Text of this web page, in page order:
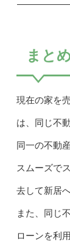
まと
現在の家を
は、同じ不
同一の不動
スムーズで
去して新居
また、同じ
ローンを利